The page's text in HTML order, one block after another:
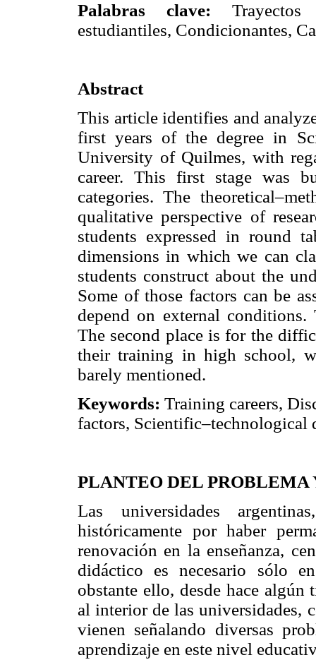
Palabras clave:
estudiantiles, Condicionantes,
Abstract
This article identifies and
first years of the degree in
University of Quilmes, with
career. This first stage was
categories. The
qualitative perspective of
students expressed in round
dimensions in which we can
students construct about the
Some of those factors can be
depend on external
The second place is for the
their training in high school,
barely mentioned.
Keywords: Training careers,
factors, Scientific–technological
PLANTEO DEL PROBLEMA
Las universidades
históricamente por haber
renovación en la enseñanza,
didáctico es necesario sólo
obstante ello, desde hace
al interior de las universidades,
vienen señalando diversas
aprendizaje en este nivel